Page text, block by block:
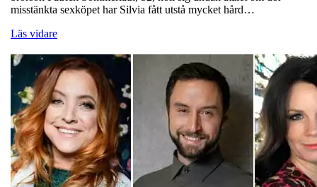
misstänkta sexköpet har Silvia fått utstå mycket hård…
Läs vidare